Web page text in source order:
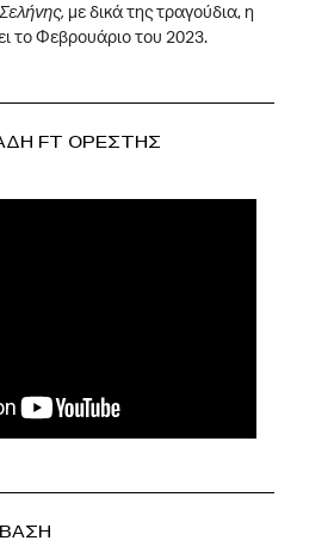
με δικά της τραγούδια, η
το Φεβρουάριο του 2023.
ft ΟΡΕΣΤΗΣ